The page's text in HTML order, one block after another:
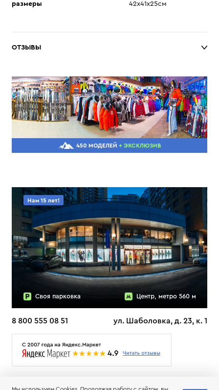
размеры 42х41х25см
ОТЗЫВЫ
450 МОДЕЛЕЙ + ЭКСКЛЮЗИВ
Нам 15 лет!
Своя парковка Центр, метро 560 м
8 800 555 08 51 ул. Шаболовка, д. 23, к. 1